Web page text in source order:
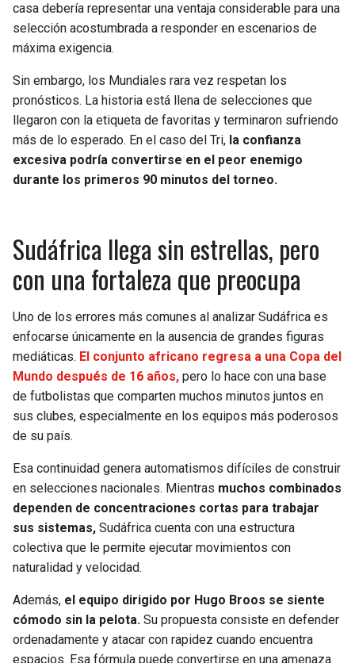
casa debería representar una ventaja considerable para una
selección acostumbrada a responder en escenarios de
máxima exigencia.
Sin embargo, los Mundiales rara vez respetan los
pronósticos. La historia está llena de selecciones que
llegaron con la etiqueta de favoritas y terminaron sufriendo
más de lo esperado. En el caso del Tri, la confianza
excesiva podría convertirse en el peor enemigo
durante los primeros 90 minutos del torneo.
Sudáfrica llega sin estrellas, pero
con una fortaleza que preocupa
Uno de los errores más comunes al analizar Sudáfrica es
enfocarse únicamente en la ausencia de grandes figuras
mediáticas. El conjunto africano regresa a una Copa del
Mundo después de 16 años, pero lo hace con una base
de futbolistas que comparten muchos minutos juntos en
sus clubes, especialmente en los equipos más poderosos
de su país.
Esa continuidad genera automatismos difíciles de construir
en selecciones nacionales. Mientras muchos combinados
dependen de concentraciones cortas para trabajar
sus sistemas, Sudáfrica cuenta con una estructura
colectiva que le permite ejecutar movimientos con
naturalidad y velocidad.
Además, el equipo dirigido por Hugo Broos se siente
cómodo sin la pelota. Su propuesta consiste en defender
ordenadamente y atacar con rapidez cuando encuentra
espacios. Esa fórmula puede convertirse en una amenaza